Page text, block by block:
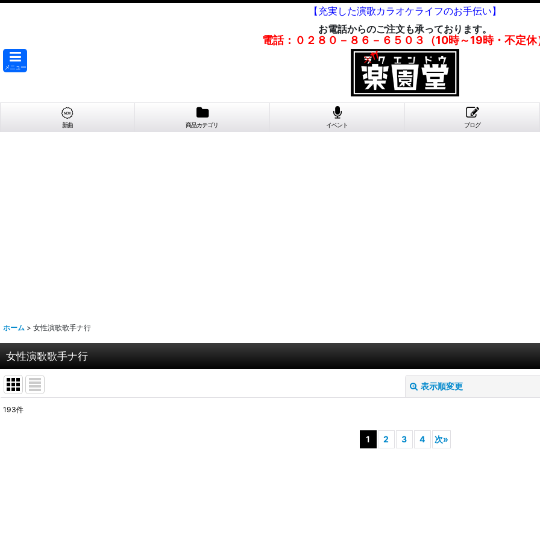
【充実した演歌カラオケライフのお手伝い】
お電話からのご注文も承っております。
電話：０２８０－８６－６５０３（10時～19時・不定休
メニュー
新曲 商品カテゴリ イベント ブログ
ホーム > 女性演歌歌手ナ行
女性演歌歌手ナ行
表示順変更
193件
1 2 3 4 次»